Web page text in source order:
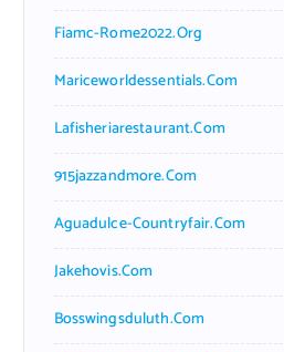
Fiamc-Rome2022.org
Mariceworldessentials.com
Lafisheriarestaurant.com
915jazzandmore.com
Aguadulce-Countryfair.com
Jakehovis.com
Bosswingsduluth.com